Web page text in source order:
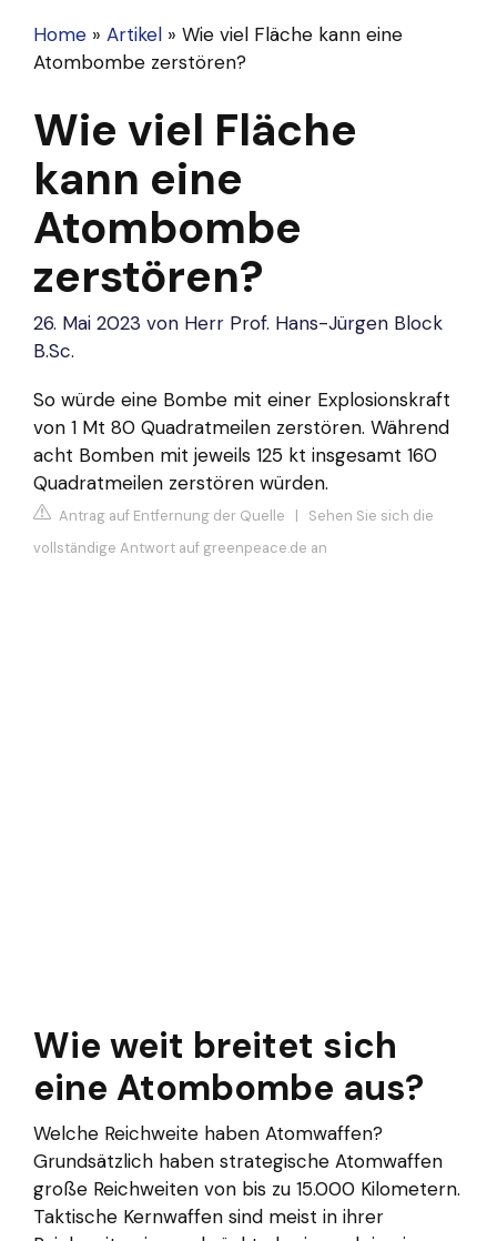
Home » Artikel » Wie viel Fläche kann eine
Atombombe zerstören?
Wie viel Fläche
kann eine
Atombombe
zerstören?
26. Mai 2023 von Herr Prof. Hans-Jürgen Block
B.Sc.
So würde eine Bombe mit einer Explosionskraft
von 1 Mt 80 Quadratmeilen zerstören. Während
acht Bomben mit jeweils 125 kt insgesamt 160
Quadratmeilen zerstören würden.
Antrag auf Entfernung der Quelle | Sehen Sie sich die
vollständige Antwort auf greenpeace.de an
Wie weit breitet sich
eine Atombombe aus?
Welche Reichweite haben Atomwaffen?
Grundsätzlich haben strategische Atomwaffen
große Reichweiten von bis zu 15.000 Kilometern.
Taktische Kernwaffen sind meist in ihrer